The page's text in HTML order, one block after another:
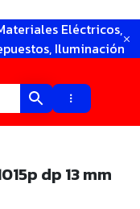
Eléctricos,
Iluminación
dp 13 mm